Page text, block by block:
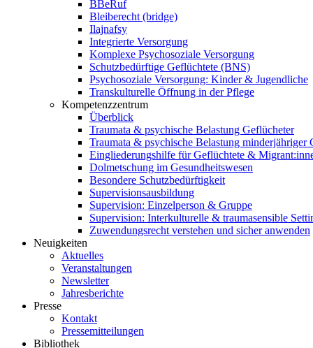
BBeRuf
Bleiberecht (bridge)
Ilajnafsy
Integrierte Versorgung
Komplexe Psychosoziale Versorgung
Schutzbedürftige Geflüchtete (BNS)
Psychosoziale Versorgung: Kinder & Jugendliche
Transkulturelle Öffnung in der Pflege
Kompetenzzentrum
Überblick
Traumata & psychische Belastung Geflücheter
Traumata & psychische Belastung minderjähriger
Eingliederungshilfe für Geflüchtete &
Dolmetschung im Gesundheitswesen
Besondere Schutzbedürftigkeit
Supervisionsausbildung
Supervision: Einzelperson & Gruppe
Supervision: Interkulturelle & traumasensible
Zuwendungsrecht verstehen und sicher anwenden
Neuigkeiten
Aktuelles
Veranstaltungen
Newsletter
Jahresberichte
Presse
Kontakt
Pressemitteilungen
Bibliothek